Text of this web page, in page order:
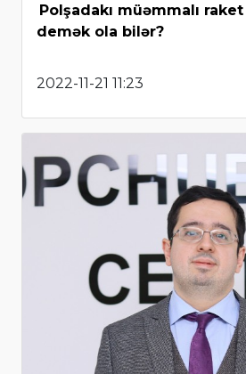
Polşadakı müəmmalı
demək ola bilər?
2022-11-21 11:23